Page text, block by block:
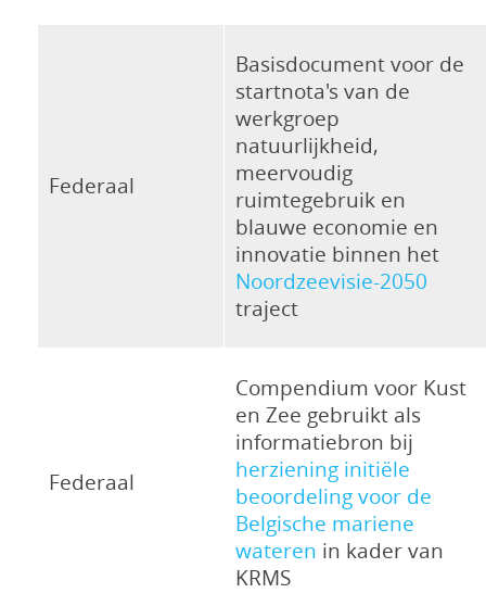
Federaal
Basisdocument voor de
startnota's van de
werkgroep
natuurlijkheid,
meervoudig
ruimtegebruik en
blauwe economie en
innovatie binnen het
Noordzeevisie-2050
traject
Federaal
Compendium voor Kust
en Zee gebruikt als
informatiebron bij
herziening initiële
beoordeling voor de
Belgische mariene
wateren in kader van
KRMS